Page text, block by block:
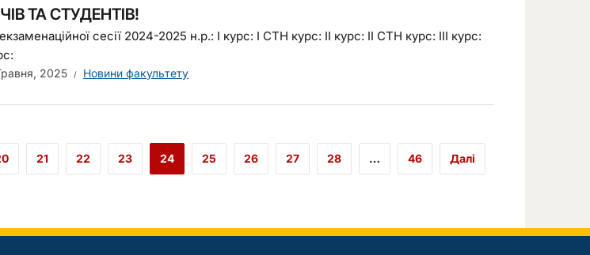
ТА СТУДЕНТІВ!
сесії 2024-2025 н.р.: І курс: І СТН курс: ІІ курс: ІІ СТН курс: ІІІ курс:
2025 Новини факультету
21 22 23 24 25 26 27 28 … 46 Далі